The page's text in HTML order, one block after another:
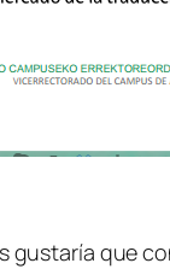
gustaría que